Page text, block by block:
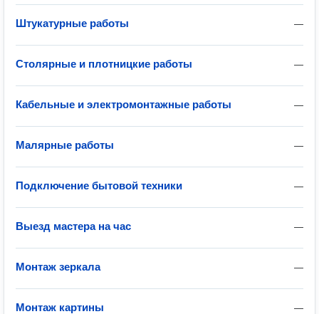
—
Штукатурные работы
—
Столярные и плотницкие работы
—
Кабельные и электромонтажные работы
—
Малярные работы
—
Подключение бытовой техники
—
Выезд мастера на час
—
Монтаж зеркала
—
Монтаж картины